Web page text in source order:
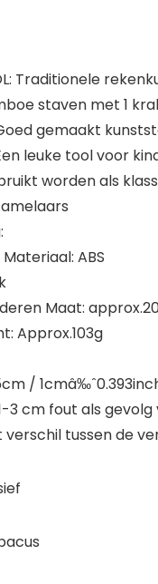
Traditionele
staven met 1
Goed gemaakt
leuke tool voor
worden als
ABS
Maat:
Approx.103g
/
3 cm fout als
verschil tussen de